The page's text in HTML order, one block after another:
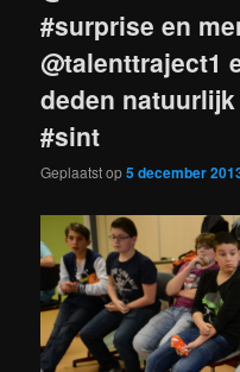
#surprise en
@talenttraject1
deden
#sint
Geplaatst op5 december